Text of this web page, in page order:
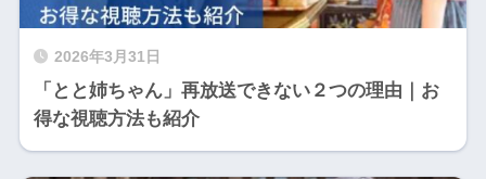
2026年3月31日
「とと姉ちゃん」再放送できない２つの理由｜お
得な視聴方法も紹介